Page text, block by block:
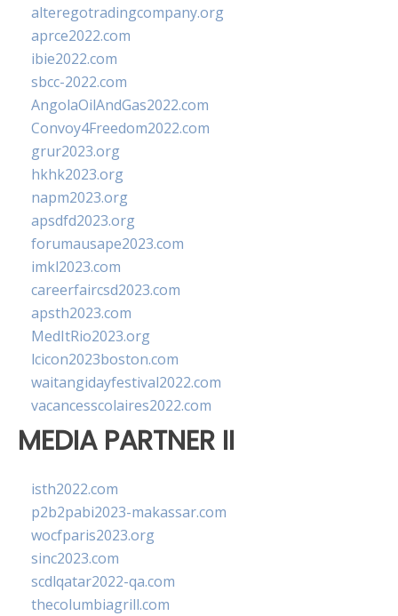
alteregotradingcompany.org
aprce2022.com
ibie2022.com
sbcc-2022.com
AngolaOilAndGas2022.com
Convoy4Freedom2022.com
grur2023.org
hkhk2023.org
napm2023.org
apsdfd2023.org
forumausape2023.com
imkl2023.com
careerfaircsd2023.com
apsth2023.com
MedItRio2023.org
lcicon2023boston.com
waitangidayfestival2022.com
vacancesscolaires2022.com
MEDIA PARTNER II
isth2022.com
p2b2pabi2023-makassar.com
wocfparis2023.org
sinc2023.com
scdlqatar2022-qa.com
thecolumbiagrill.com